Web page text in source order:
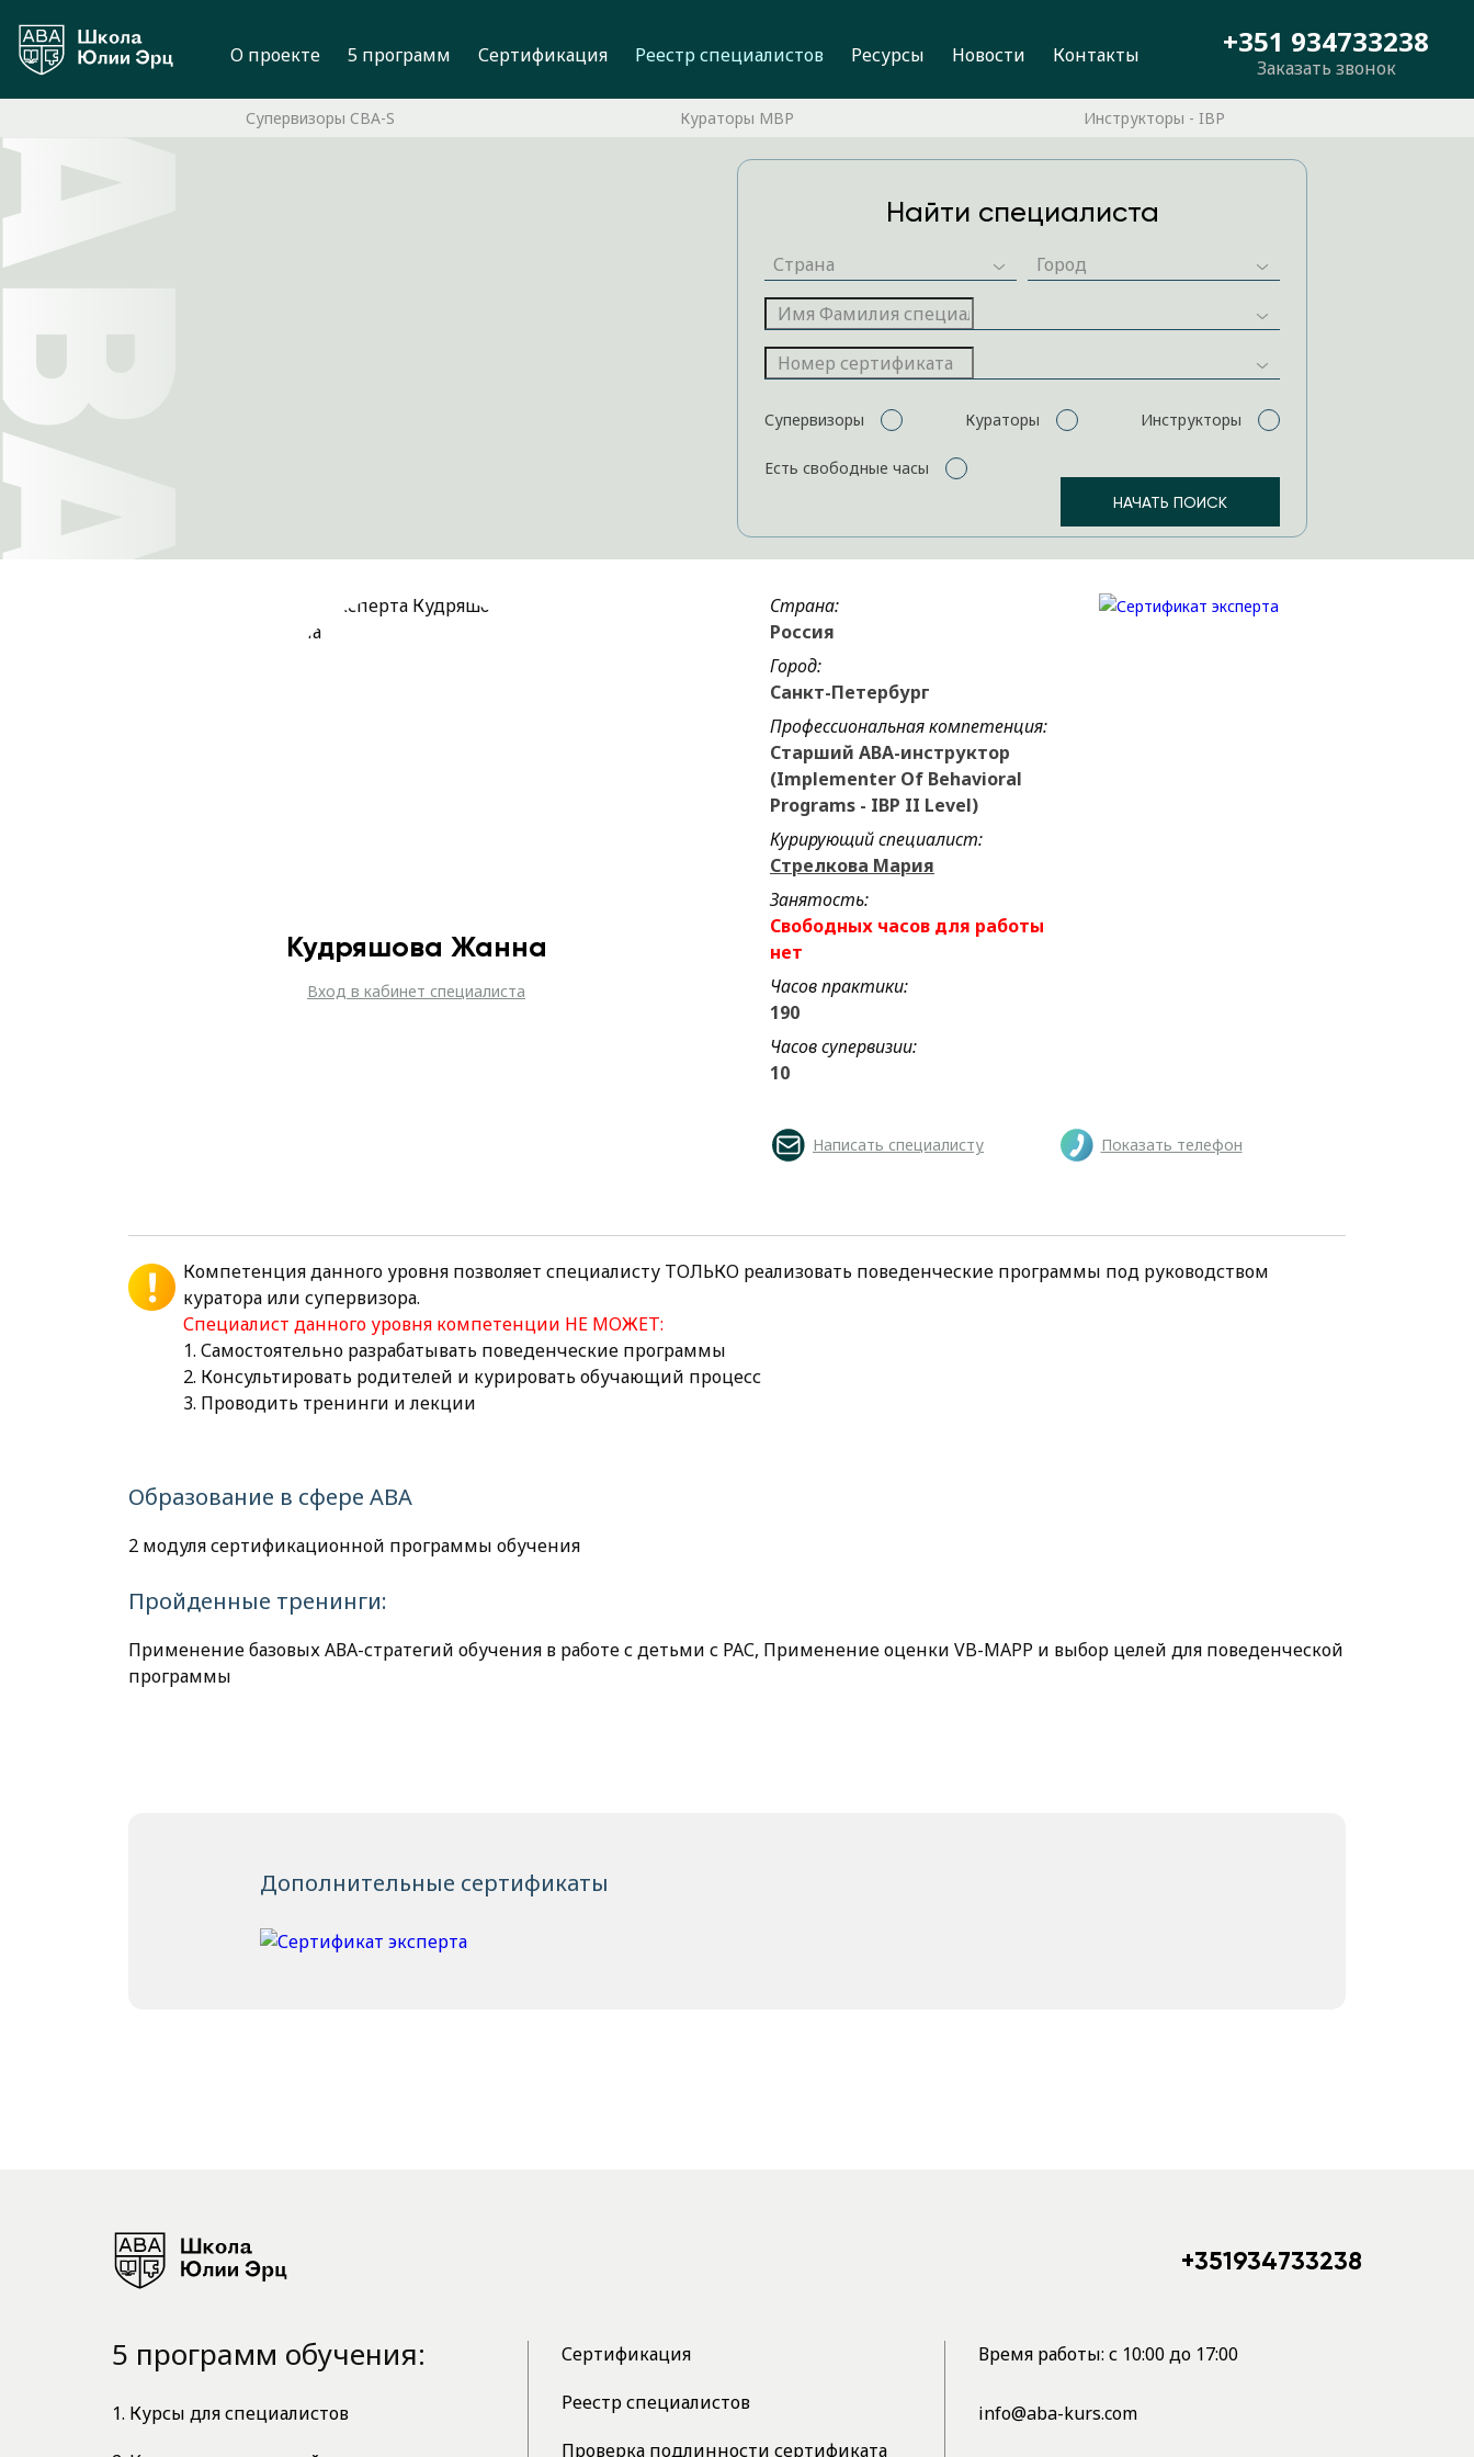
О проекте 5 программ Сертификация Реестр специалистов Ресурсы Новости Контакты +351 934733238
Заказать звонок
Супервизоры CBA-S Кураторы MBP Инструкторы - IBP
Найти специалиста
Супервизоры Кураторы Инструкторы
Есть свободные часы
Кудряшова Жанна
Вход в кабинет специалиста
Страна:
Россия
Город:
Санкт-Петербург
Профессиональная компетенция:
Старший АВА-инструктор
(Implementer Of Behavioral
Programs - IBP II Level)
Курирующий специалист:
Стрелкова Мария
Занятость:
Свободных часов для работы
нет
Часов практики:
190
Часов супервизии:
10
Написать специалисту Показать телефон
Компетенция данного уровня позволяет специалисту ТОЛЬКО реализовать поведенческие программы под руководством
куратора или супервизора.
Специалист данного уровня компетенции НЕ МОЖЕТ:
1. Самостоятельно разрабатывать поведенческие программы
2. Консультировать родителей и курировать обучающий процесс
3. Проводить тренинги и лекции
Образование в сфере АВА
2 модуля сертификационной программы обучения
Пройденные тренинги:
Применение базовых АВА-стратегий обучения в работе с детьми с РАС, Применение оценки VB-MAPP и выбор целей для поведенческой
программы
Дополнительные сертификаты
+351934733238
5 программ обучения:
1. Курсы для специалистов
Сертификация
Реестр специалистов
Проверка подлинности сертификата
Время работы: с 10:00 до 17:00
info@aba-kurs.com